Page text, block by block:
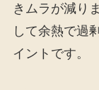
きムラが減り
して余熱で過
イントです。